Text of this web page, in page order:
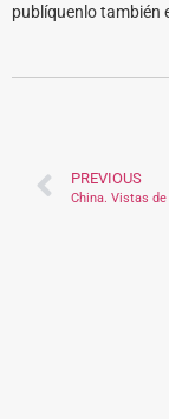
publíquenlo también
PREVIOUS
China. Vistas